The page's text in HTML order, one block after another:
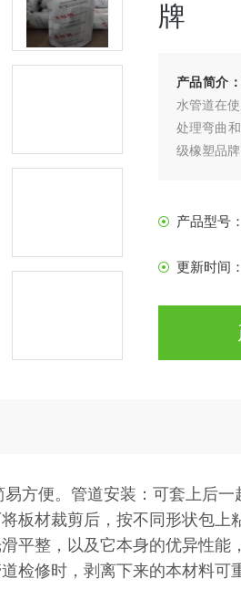
牌
产品简介：
水管道在
处理弯曲
级橡塑品牌
产品型号：
更新时间：
方便。管道安装：可套上后
板材裁剪后，按不同形状包
平整，以及它本身的优异性
检修时，剥离下来的本材料可